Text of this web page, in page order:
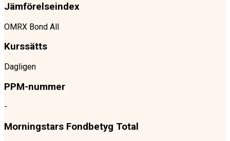
Jämförelseindex
OMRX Bond All
Kurssätts
Dagligen
PPM-nummer
-
Morningstars Fondbetyg Total